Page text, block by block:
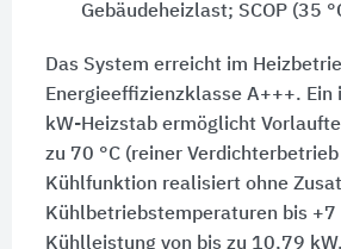
Gebäudeheizlast; SCOP (35
Das System erreicht im
Energieeffizienzklasse A+++.
kW-Heizstab ermöglicht
zu 70 °C (reiner
Kühlfunktion realisiert ohne
Kühlbetriebstemperaturen bis +7
Kühlleistung von bis zu 10,79